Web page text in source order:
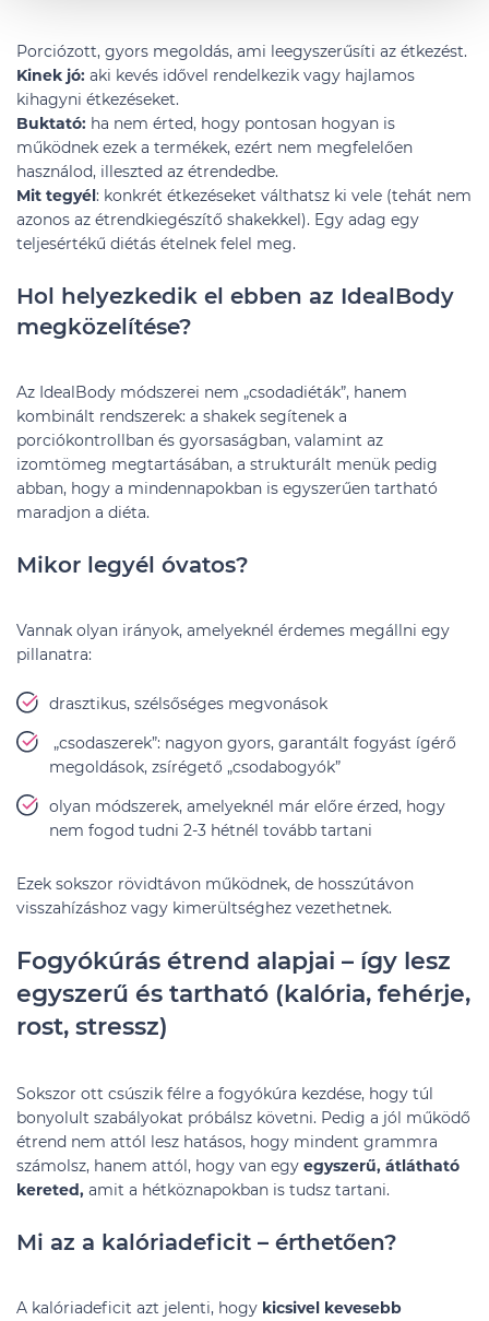
Porciózott, gyors megoldás, ami leegyszerűsíti az étkezést.
Kinek jó: aki kevés idővel rendelkezik vagy hajlamos
kihagyni étkezéseket.
Buktató: ha nem érted, hogy pontosan hogyan is
működnek ezek a termékek, ezért nem megfelelően
használod, illeszted az étrendedbe.
Mit tegyél: konkrét étkezéseket válthatsz ki vele (tehát nem
azonos az étrendkiegészítő shakekkel). Egy adag egy
teljesértékű diétás ételnek felel meg.
Hol helyezkedik el ebben az IdealBody
megközelítése?
Az IdealBody módszerei nem „csodadiéták”, hanem
kombinált rendszerek: a shakek segítenek a
porciókontrollban és gyorsaságban, valamint az
izomtömeg megtartásában, a strukturált menük pedig
abban, hogy a mindennapokban is egyszerűen tartható
maradjon a diéta.
Mikor legyél óvatos?
Vannak olyan irányok, amelyeknél érdemes megállni egy
pillanatra:
drasztikus, szélsőséges megvonások
„csodaszerek”: nagyon gyors, garantált fogyást ígérő
megoldások, zsírégető „csodabogyók”
olyan módszerek, amelyeknél már előre érzed, hogy
nem fogod tudni 2-3 hétnél tovább tartani
Ezek sokszor rövidtávon működnek, de hosszútávon
visszahízáshoz vagy kimerültséghez vezethetnek.
Fogyókúrás étrend alapjai – így lesz
egyszerű és tartható (kalória, fehérje,
rost, stressz)
Sokszor ott csúszik félre a fogyókúra kezdése, hogy túl
bonyolult szabályokat próbálsz követni. Pedig a jól működő
étrend nem attól lesz hatásos, hogy mindent grammra
számolsz, hanem attól, hogy van egy egyszerű, átlátható
kereted, amit a hétköznapokban is tudsz tartani.
Mi az a kalóriadeficit – érthetően?
A kalóriadeficit azt jelenti, hogy kicsivel kevesebb